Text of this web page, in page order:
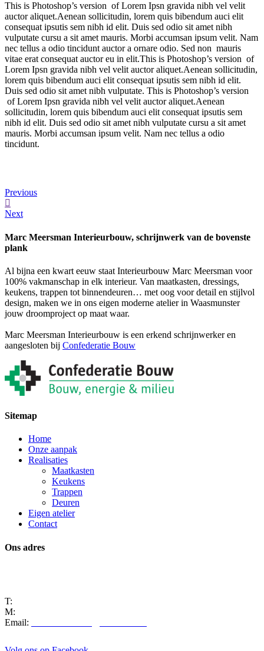
This is Photoshop’s version of Lorem Ipsn gravida nibh vel velit
auctor aliquet.Aenean sollicitudin, lorem quis bibendum auci elit
consequat ipsutis sem nibh id elit. Duis sed odio sit amet nibh
vulputate cursu a sit amet mauris. Morbi accumsan ipsum velit. Nam
nec tellus a odio tincidunt auctor a ornare odio. Sed non mauris
vitae erat consequat auctor eu in elit.This is Photoshop’s version of
Lorem Ipsn gravida nibh vel velit auctor aliquet.Aenean sollicitudin,
lorem quis bibendum auci elit consequat ipsutis sem nibh id elit.
Duis sed odio sit amet nibh vulputate. This is Photoshop’s version
of Lorem Ipsn gravida nibh vel velit auctor aliquet.Aenean
sollicitudin, lorem quis bibendum auci elit consequat ipsutis sem
nibh id elit. Duis sed odio sit amet nibh vulputate cursu a sit amet
mauris. Morbi accumsan ipsum velit. Nam nec tellus a odio
tincidunt.
Previous
Next
Marc Meersman Interieurbouw, schrijnwerk van de bovenste
plank
Al bijna een kwart eeuw staat Interieurbouw Marc Meersman voor
100% vakmanschap in elk interieur. Van maatkasten, dressings,
keukens, trappen tot binnendeuren… met oog voor detail en stijlvol
design, maken we in ons eigen moderne atelier in Waasmunster
jouw droomproject op maat waar.
Marc Meersman Interieurbouw is een erkend schrijnwerker en
aangesloten bij Confederatie Bouw
Sitemap
Home
Onze aanpak
Realisaties
Maatkasten
Keukens
Trappen
Deuren
Eigen atelier
Contact
Ons adres
T:
M:
Email: